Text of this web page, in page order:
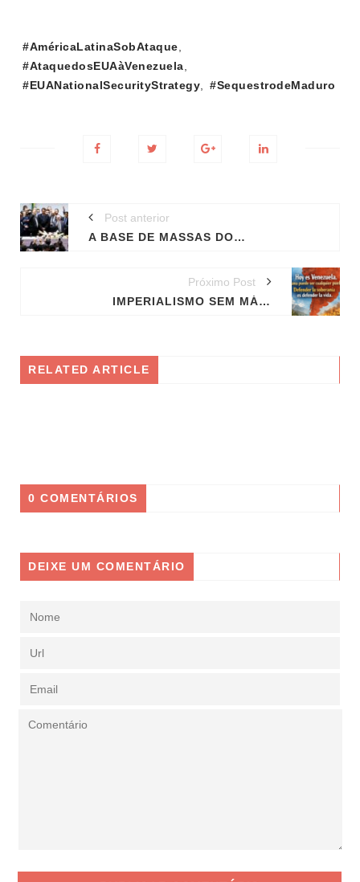
Tags:
#AméricaLatinaSobAtaque
#AtaquedosEUAàVenezuela
#EUANationalSecurityStrategy
#SequestrodeMaduro
Post anterior
A BASE DE MASSAS DO NEOFASCISMO-BOLSONARISMO ESTÁ NO NEOPENTECOSTALISMO
Próximo Post
IMPERIALISMO SEM MÁSCARA, O ATAQUE CRIMINOSO DOS EUA À VENEZUELA
RELATED ARTICLE
0 COMENTÁRIOS
DEIXE UM COMENTÁRIO